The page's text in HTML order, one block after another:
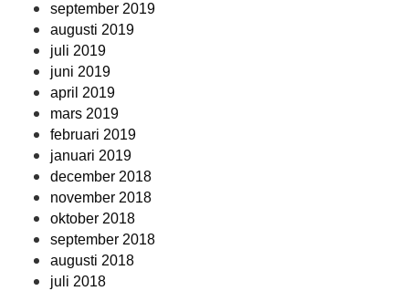
september 2019
augusti 2019
juli 2019
juni 2019
april 2019
mars 2019
februari 2019
januari 2019
december 2018
november 2018
oktober 2018
september 2018
augusti 2018
juli 2018